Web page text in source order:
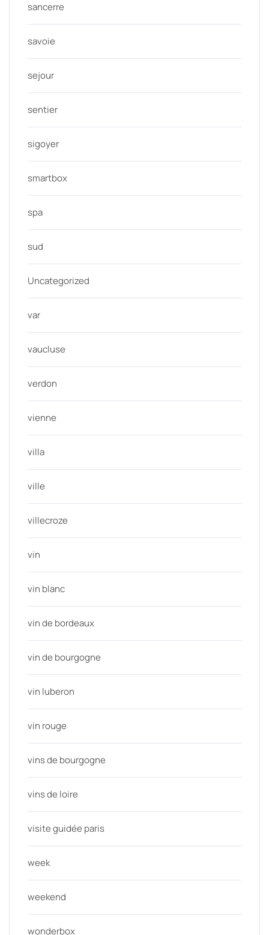
sancerre
savoie
sejour
sentier
sigoyer
smartbox
spa
sud
Uncategorized
var
vaucluse
verdon
vienne
villa
ville
villecroze
vin
vin blanc
vin de bordeaux
vin de bourgogne
vin luberon
vin rouge
vins de bourgogne
vins de loire
visite guidée paris
week
weekend
wonderbox